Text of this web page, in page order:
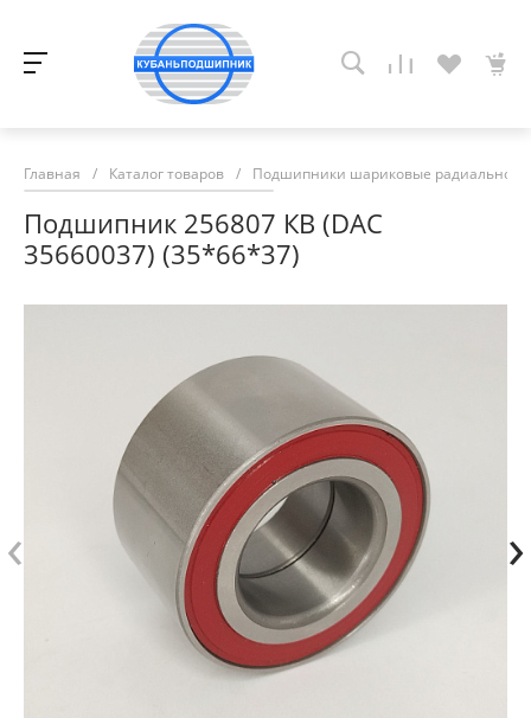
Главная / Каталог товаров / Подшипники шариковые радиально-
Подшипник 256807 КВ (DAC
35660037) (35*66*37)
‹ ›